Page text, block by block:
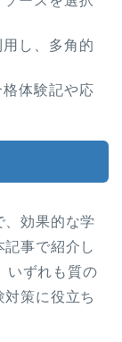
し、多角的
体験記や応
、効果的な学
事で紹介し
いずれも質の
策に役立ち